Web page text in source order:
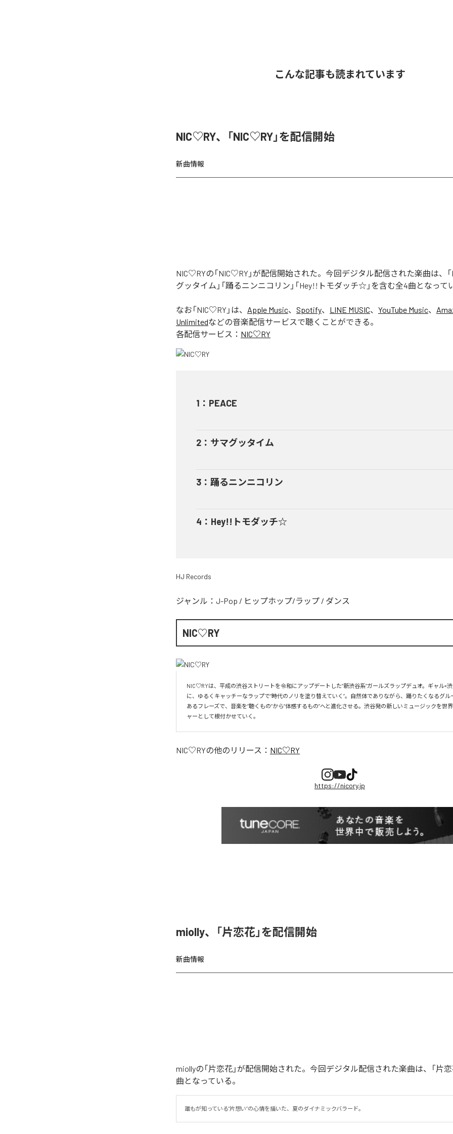
こんな記事も読まれています
NIC♡RY、「NIC♡RY」を配信開始
新曲情報
NIC♡RYの「NIC♡RY」が配信開始された。今回デジタル配信された楽曲は、「
グッタイム」「踊るニンニコリン」「Hey!!トモダッチ☆」を含む全4曲となって
なお「NIC♡RY 」は、 Apple Music、 Spotify、 LINE MUSIC、 YouTube Music、
Unlimitedなどの音楽配信サービスで聴くことができる。
各配信サービス： NIC♡RY
1 ： PEACE
2 ： サマグッタイム
3 ： 踊るニンニコリン
4 ： Hey!!トモダッチ☆
HJ Records
ジャンル： J-Pop / ヒップホップ/ラップ / ダンス
NIC♡RY
NIC♡RYは、平成の渋谷ストリートを令和にアップデートした“新渋谷系”ガールズラップデュオ。ギャル×
に、ゆるくキャッチーなラップで“時代のノリを塗り替えていく”。自然体でありながら、踊りたくなるグル
あるフレーズで、音楽を“聴くもの”から“体感するもの”へと進化させる。渋谷発の新しいミュージックを世
ャーとして根付かせていく。
NIC♡RYの他のリリース： NIC♡RY
https://nicory.jp
miolly、「片恋花」を配信開始
新曲情報
miollyの「片恋花」が配信開始された。今回デジタル配信された楽曲は、「片恋
曲となっている。
誰もが知っている"片想い”の心情を描いた、夏のダイナミックバラード。